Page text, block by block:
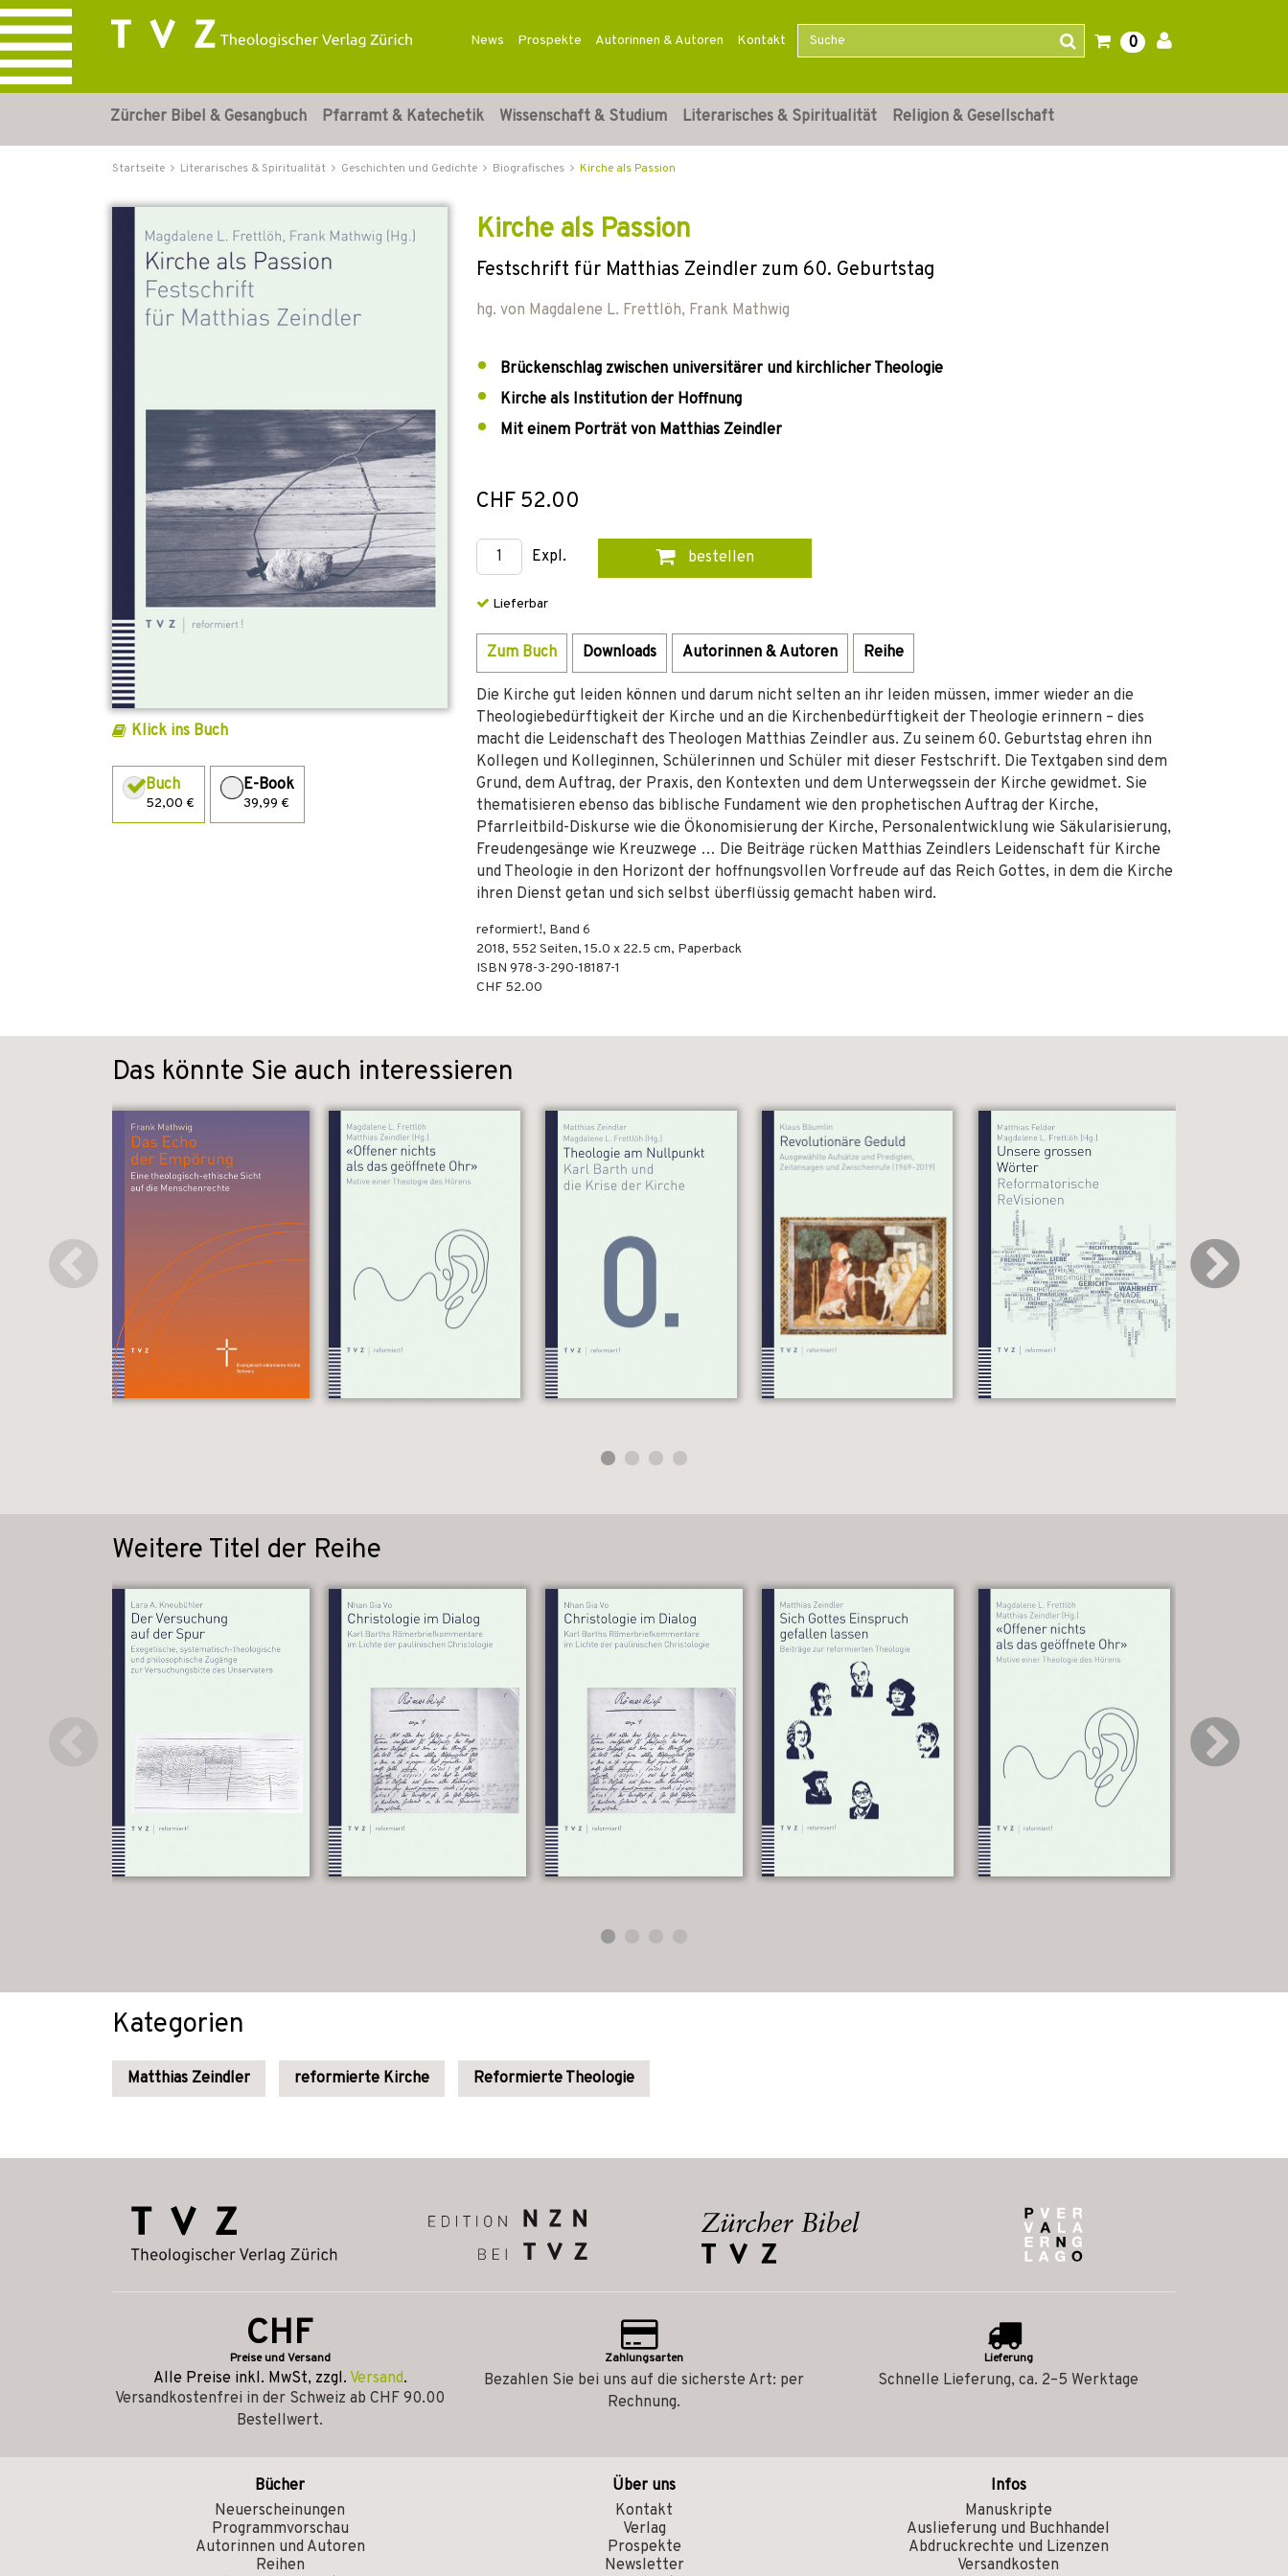
News Prospekte Autorinnen & Autoren Kontakt 0
Zürcher Bibel & Gesangbuch Pfarramt & Katechetik Wissenschaft & Studium Literarisches & Spiritualität Religion & Gesellschaft
Startseite Literarisches & Spiritualität Geschichten und Gedichte Biografisches Kirche als Passion
Klick ins Buch
Buch
52,00 €
E-Book
39,99 €
Kirche als Passion
Festschrift für Matthias Zeindler zum 60. Geburtstag
hg. von Magdalene L. Frettlöh, Frank Mathwig
Brückenschlag zwischen universitärer und kirchlicher Theologie
Kirche als Institution der Hoffnung
Mit einem Porträt von Matthias Zeindler
CHF 52.00
Expl. bestellen
Lieferbar
Zum Buch Downloads Autorinnen & Autoren Reihe
Die Kirche gut leiden können und darum nicht selten an ihr leiden müssen, immer wieder an die
Theologiebedürftigkeit der Kirche und an die Kirchenbedürftigkeit der Theologie erinnern – dies
macht die Leidenschaft des Theologen Matthias Zeindler aus. Zu seinem 60. Geburtstag ehren ihn
Kollegen und Kolleginnen, Schülerinnen und Schüler mit dieser Festschrift. Die Textgaben sind dem
Grund, dem Auftrag, der Praxis, den Kontexten und dem Unterwegssein der Kirche gewidmet. Sie
thematisieren ebenso das biblische Fundament wie den prophetischen Auftrag der Kirche,
Pfarrleitbild-Diskurse wie die Ökonomisierung der Kirche, Personalentwicklung wie Säkularisierung,
Freudengesänge wie Kreuzwege … Die Beiträge rücken Matthias Zeindlers Leidenschaft für Kirche
und Theologie in den Horizont der hoffnungsvollen Vorfreude auf das Reich Gottes, in dem die Kirche
ihren Dienst getan und sich selbst überflüssig gemacht haben wird.
reformiert!, Band 6
2018, 552 Seiten, 15.0 x 22.5 cm, Paperback
ISBN 978-3-290-18187-1
CHF 52.00
Das könnte Sie auch interessieren
Weitere Titel der Reihe
Kategorien
Matthias Zeindler reformierte Kirche Reformierte Theologie
CHF
Preise und Versand
Alle Preise inkl. MwSt, zzgl. Versand.
Versandkostenfrei in der Schweiz ab CHF 90.00
Bestellwert.
Zahlungsarten
Bezahlen Sie bei uns auf die sicherste Art: per
Rechnung.
Lieferung
Schnelle Lieferung, ca. 2–5 Werktage
Bücher
Neuerscheinungen
Programmvorschau
Autorinnen und Autoren
Reihen
Über uns
Kontakt
Verlag
Prospekte
Newsletter
Infos
Manuskripte
Auslieferung und Buchhandel
Abdruckrechte und Lizenzen
Versandkosten